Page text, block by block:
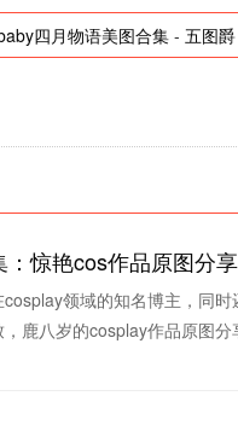
四月物语美图合集- 五图爵
：惊艳cos作品原图分享
领域的知名博主，同
鹿八岁的cosplay作品原图